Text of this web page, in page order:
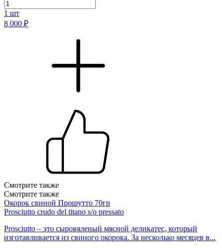
1 шт
8 000 ₽
Смотрите также
Смотрите также
Окорок свиной Прошутто 70гр
Prosciutto crudo del titano s/o pressato
Prosciutto – это сыровяленый мясной деликатес, который
изготавливается из свиного окорока. За несколько месяцев в...